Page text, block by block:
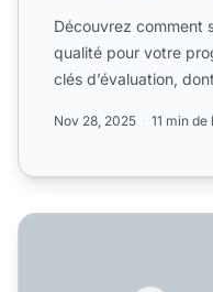
Découvrez comment
qualité pour votre
clés d’évaluation,
Nov 28, 2025 11 min
Quelles compétences